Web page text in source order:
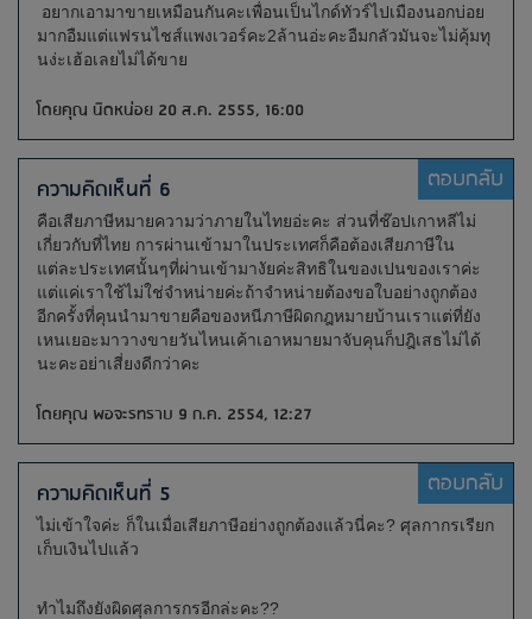
อยากเอามาขายเหมือนกันคะเพื่อนเป็นไกด์ทัวร์ไปเมืองนอกบ่อย
มากอืมแต่แฟรนไชส์แพงเวอร์คะ2ล้านอ่ะคะอืมกลัวมันจะไม่คุ้มทุ
นง่ะเฮ้อเลยไม่ได้ขาย
โดยคุณ นิดหน่อย 20 ส.ค. 2555, 16:00
ความคิดเห็นที่ 6 ตอบกลับ
คือเสียภาษีหมายความว่าภายในไทยอ่ะคะ ส่วนที่ช๊อปเกาหลีไม่
เกี่ยวกับที่ไทย การผ่านเข้ามาในประเทศก็คือต้องเสียภาษีใน
แต่ละประเทศนั้นๆที่ผ่านเข้ามางัยค่ะสิทธิในของเปนของเราค่ะ
แต่แค่เราใช้ไม่ใช่จำหน่ายค่ะถ้าจำหน่ายต้องขอใบอย่างถูกต้อง
อีกครั้งที่คุนนำมาขายคือของหนีภาษีผิดกฎหมายบ้านเราแต่ที่ยัง
เหนเยอะมาวางขายวันไหนเค้าเอาหมายมาจับคุนก็ปฎิเสธไม่ได้
นะคะอย่าเสี่ยงดีกว่าคะ
โดยคุณ พอจะรทราบ 9 ก.ค. 2554, 12:27
ความคิดเห็นที่ 5 ตอบกลับ
ไม่เข้าใจค่ะ ก็ในเมื่อเสียภาษีอย่างถูกต้องแล้วนี่คะ? ศุลกากรเรียก
เก็บเงินไปแล้ว
ทำไมถึงยังผิดศุลการกรอีกล่ะคะ??